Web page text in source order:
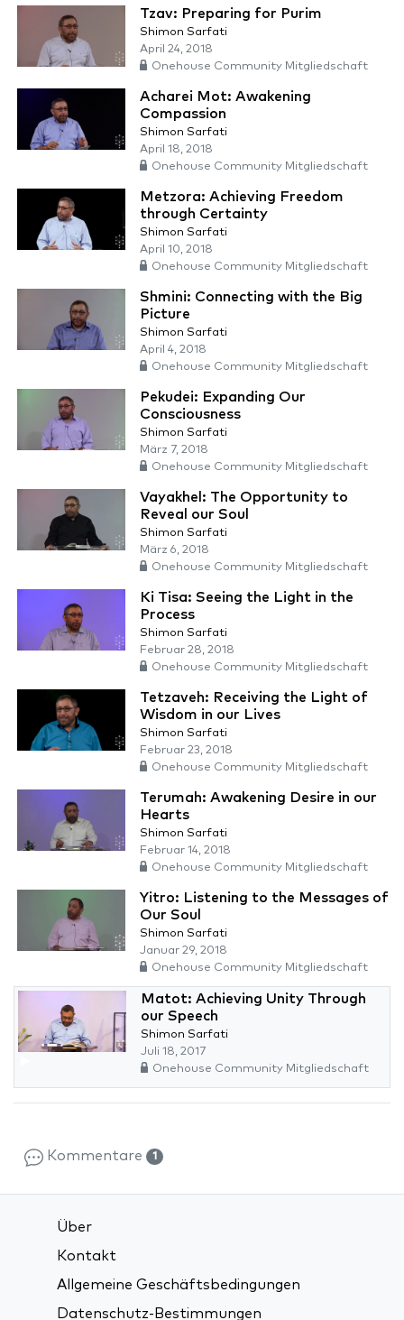
Tzav: Preparing for Purim
Shimon Sarfati
April 24, 2018
Onehouse Community Mitgliedschaft
Acharei Mot: Awakening
Compassion
Shimon Sarfati
April 18, 2018
Onehouse Community Mitgliedschaft
Metzora: Achieving Freedom
through Certainty
Shimon Sarfati
April 10, 2018
Onehouse Community Mitgliedschaft
Shmini: Connecting with the Big
Picture
Shimon Sarfati
April 4, 2018
Onehouse Community Mitgliedschaft
Pekudei: Expanding Our
Consciousness
Shimon Sarfati
März 7, 2018
Onehouse Community Mitgliedschaft
Vayakhel: The Opportunity to
Reveal our Soul
Shimon Sarfati
März 6, 2018
Onehouse Community Mitgliedschaft
Ki Tisa: Seeing the Light in the
Process
Shimon Sarfati
Februar 28, 2018
Onehouse Community Mitgliedschaft
Tetzaveh: Receiving the Light of
Wisdom in our Lives
Shimon Sarfati
Februar 23, 2018
Onehouse Community Mitgliedschaft
Terumah: Awakening Desire in our
Hearts
Shimon Sarfati
Februar 14, 2018
Onehouse Community Mitgliedschaft
Yitro: Listening to the Messages of
Our Soul
Shimon Sarfati
Januar 29, 2018
Onehouse Community Mitgliedschaft
Matot: Achieving Unity Through
our Speech
Shimon Sarfati
Juli 18, 2017
Onehouse Community Mitgliedschaft
Kommentare 1
Über
Kontakt
Allgemeine Geschäftsbedingungen
Datenschutz-Bestimmungen